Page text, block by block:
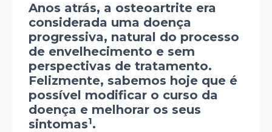
Anos atrás, a osteoartrite era
considerada uma doença
progressiva, natural do processo
de envelhecimento e sem
perspectivas de tratamento.
Felizmente, sabemos hoje que é
possível modificar o curso da
doença e melhorar os seus
sintomas1.